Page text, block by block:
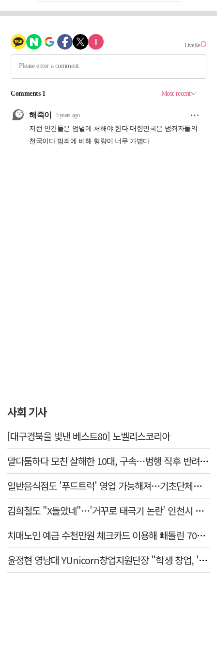
사회 기사
[대구경북을 빛낸 베스트80] 노벨리스코리아
말다툼하다 모친 살해한 10대, 구속…범행 직후 반려견도 죽여
일반음식점도 '푸드트럭' 영업 가능해져…기초단체별 조례 개정 움직임
김희철도 "X돌았네"…'거꾸로 태극기 논란' 인천시 현수막, 이틀 만에 철거
치매노인 예금 수천만원 체크카드 이용해 빼돌린 70대 간병인, 집행유예
윤정현 영남대 YUnicorn창업지원단장 "학생 창업, '팀 빌딩'이 제일 중요"